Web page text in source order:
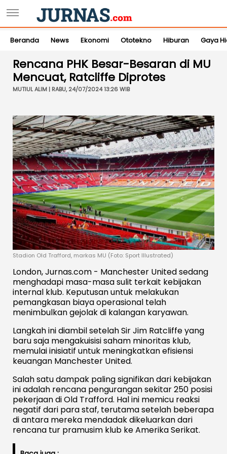
Beranda News Ekonomi Ototekno Hiburan Gaya
Rencana PHK Besar-Besaran di MU
Mencuat, Ratcliffe Diprotes
MUTIUL ALIM | RABU, 24/07/2024 13:26 WIB
Stadion Old Trafford, markas MU (Foto: Sport Illustrated)
London, Jurnas.com - Manchester United sedang
menghadapi masa-masa sulit terkait kebijakan
internal klub. Keputusan untuk melakukan
pemangkasan biaya operasional telah
menimbulkan gejolak di kalangan karyawan.
Langkah ini diambil setelah Sir Jim Ratcliffe yang
baru saja mengakuisisi saham minoritas klub,
memulai inisiatif untuk meningkatkan efisiensi
keuangan Manchester United.
Salah satu dampak paling signifikan dari kebijakan
ini adalah rencana pengurangan sekitar 250 posisi
pekerjaan di Old Trafford. Hal ini memicu reaksi
negatif dari para staf, terutama setelah beberapa
di antara mereka mendadak dikeluarkan dari
rencana tur pramusim klub ke Amerika Serikat.